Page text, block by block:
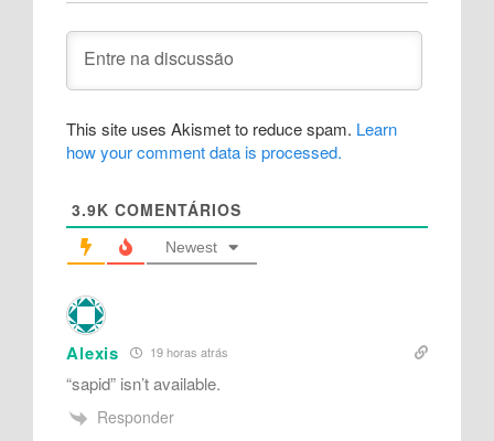
This site uses Akismet to reduce spam. Learn
how your comment data is processed.
3.9K COMENTÁRIOS
Newest
Alexis 19 horas atrás
“sapid” isn’t available.
Responder